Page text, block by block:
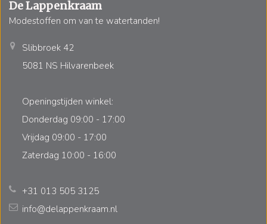
De Lappenkraam
Modestoffen om van te watertanden!
Slibbroek 42
5081 NS Hilvarenbeek
Openingstijden winkel:
Donderdag 09:00 - 17:00
Vrijdag 09:00 - 17:00
Zaterdag 10:00 - 16:00
+31 013 505 3125
info@delappenkraam.nl